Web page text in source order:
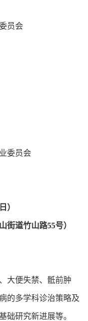
委员会
委员会
）
街道竹山路55号）
大便失禁、骶前肿
的多学科诊治策略及
础研究新进展等。